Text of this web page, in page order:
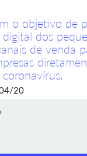
o objetivo de
dos
de venda
20